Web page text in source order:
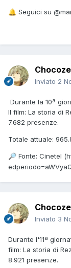
🔔 Seguici su
Inviato 2
Durante la 10ª
Il film: La storia di
7.682 presenze.
Totale attuale:
🔎 Fonte: Cinetel
Inviato 3
Durante l'11ª
film: La storia di
8.921 presenze.